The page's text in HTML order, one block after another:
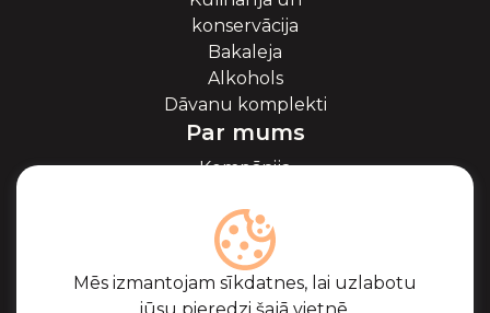
Mēs izmantojam sīkdatnes, lai uzlabotu
konservācija
Bakaleja
Alkohols
Dāvanu komplekti
Par mums
Kompānija
Blogs
Sadarbība
Partneri
Sertifikāti